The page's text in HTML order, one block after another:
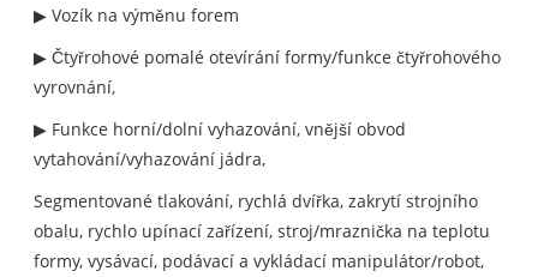
▶ Vozík na výměnu forem
▶ Čtyřrohové pomalé otevírání formy/funkce čtyřrohového
vyrovnání,
▶ Funkce horní/dolní vyhazování, vnější obvod
vytahování/vyhazování jádra,
Segmentované tlakování, rychlá dvířka, zakrytí strojního
obalu, rychlo upínací zařízení, stroj/mraznička na teplotu
formy, vysávací, podávací a vykládací manipulátor/robot,